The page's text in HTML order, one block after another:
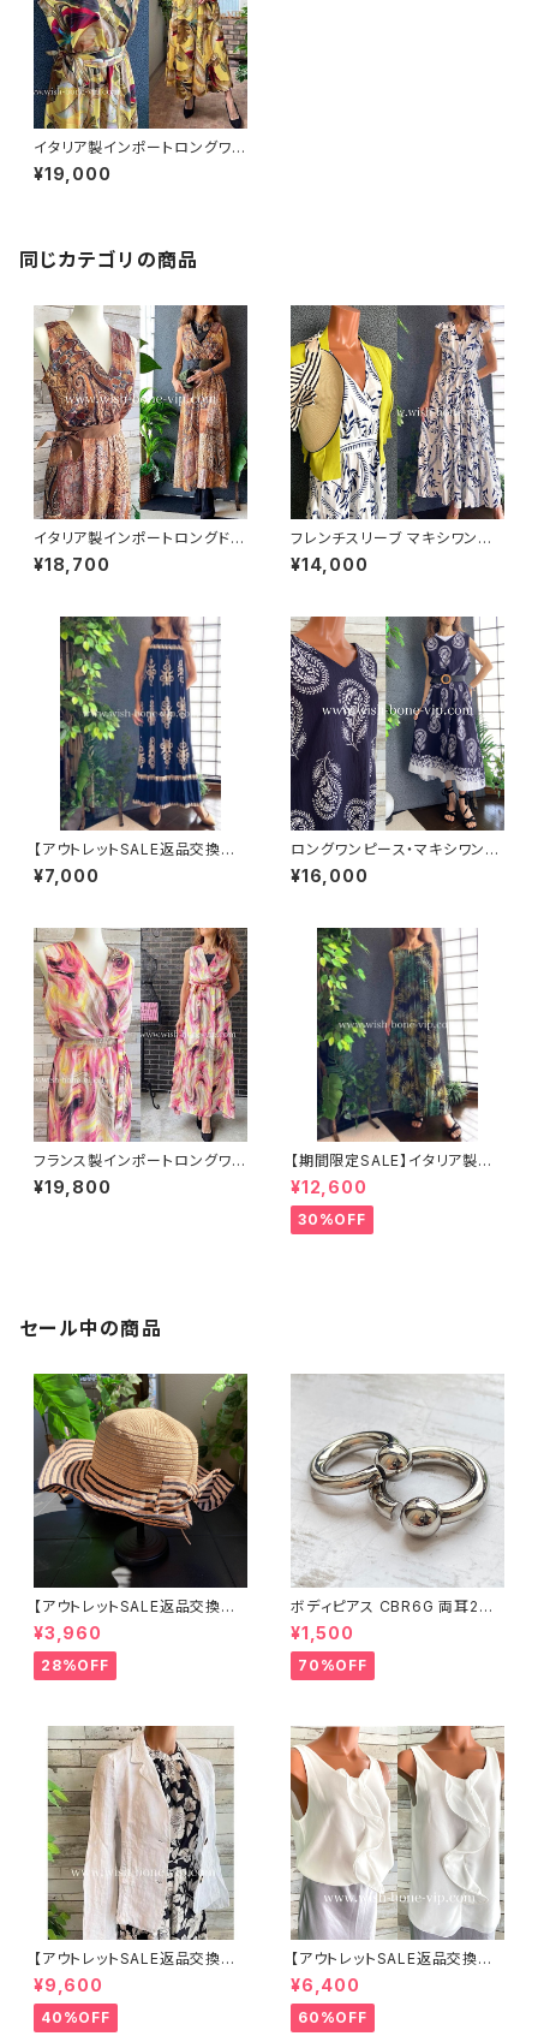
イタリア製インポートロングワン
ピース・ロングドレス・マキシワ
ンピース｜Made in ITALY /イ
¥19,000
同じカテゴリの商品
イタリア製インポートロングドレ
ス｜エスニック・オリエンタル柄
マキシワンピース/ブラウン＆ゴ
¥18,700
フレンチスリーブ マキシワンピ
ース｜リーフプリント フレア袖
ウエスト切り替え インポート ロ
¥14,000
【アウトレットSALE返品交換不
可8/20まで】イタリア製マキシ
ワンピース インポート ロング
¥7,000
ロングワンピース・マキシワンピ
ース・サラッと軽やか春夏ワンピ
ース・ベルト付き/ネイビー＆ホ
¥16,000
フランス製インポートロングワン
ピース・マキシドレス｜FIFILLE
S PARIS フィフィーユ・パリ｜シ
¥19,800
【期間限定SALE】イタリア製イ
ンポートワンピース Made in I
TALY マキシワンピース｜｜シ
フォン系プリーツ ロングワンピ
ース/グリーン系ボタニカル(Fre
¥12,600
30%OFF
セール中の商品
【アウトレットSALE返品交換不
可8/20まで】つば広サマーハッ
ト・通気性・軽量 ワイヤー入りハ
ット ボーダー＆BIGリボン・女優
帽 UV/紫外線対策 レディースハ
¥3,960
28%OFF
ボディピアス CBR6G 両耳2個
セット 1ボール ネジ式 簡単脱着
サージカルステンレス NY直輸
入
¥1,500
70%OFF
【アウトレットSALE返品交換不
可8/20まで】イタリア製サマー
ジャケット｜Made in ITALY｜
リネン麻 飾りエリ ジャケット/ホ
ワイト
¥9,600
40%OFF
【アウトレットSALE返品交換不
可8/20まで】イタリア製 CASA
DEILUCA ITALY｜前フリル＆B
IGフリルトップス /ホワイト
¥6,400
60%OFF